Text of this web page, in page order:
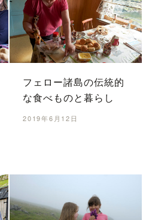
フェロー諸島の伝統的
な食べものと暮らし
2019年6月12日